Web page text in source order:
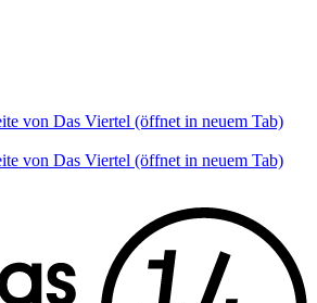
von Das Viertel (öffnet in neuem Tab)
von Das Viertel (öffnet in neuem Tab)